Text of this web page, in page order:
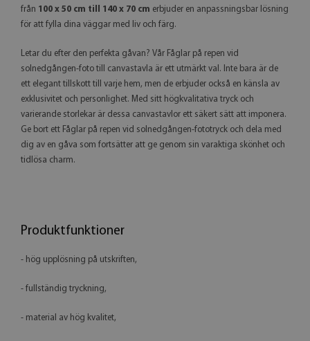
från 100 x 50 cm till 140 x 70 cm erbjuder en anpassningsbar lösning
för att fylla dina väggar med liv och färg.
Letar du efter den perfekta gåvan? Vår Fåglar på repen vid
solnedgången-foto till canvastavla är ett utmärkt val. Inte bara är de
ett elegant tillskott till varje hem, men de erbjuder också en känsla av
exklusivitet och personlighet. Med sitt högkvalitativa tryck och
varierande storlekar är dessa canvastavlor ett säkert sätt att imponera.
Ge bort ett Fåglar på repen vid solnedgången-fototryck och dela med
dig av en gåva som fortsätter att ge genom sin varaktiga skönhet och
tidlösa charm.
Produktfunktioner
- hög upplösning på utskriften,
- fullständig tryckning,
- material av hög kvalitet,